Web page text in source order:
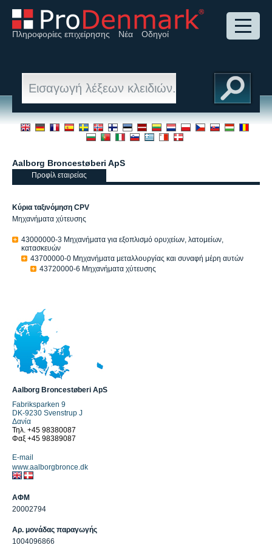
Πληροφορίες επιχείρησης Νέα Οδηγοί
Aalborg Broncestøberi ApS
Προφίλ εταιρείας
Κύρια ταξινόμηση CPV
Μηχανήματα χύτευσης
43000000-3 Μηχανήματα για εξοπλισμό ορυχείων, λατομείων,
κατασκευών
43700000-0 Μηχανήματα μεταλλουργίας και συναφή μέρη αυτών
43720000-6 Μηχανήματα χύτευσης
Aalborg Broncestøberi ApS
Fabriksparken 9
DK-9230 Svenstrup J
Δανία
Τηλ. +45 98380087
Φαξ +45 98389087
E-mail
www.aalborgbronce.dk
ΑΦΜ
20002794
Αρ. μονάδας παραγωγής
1004096866